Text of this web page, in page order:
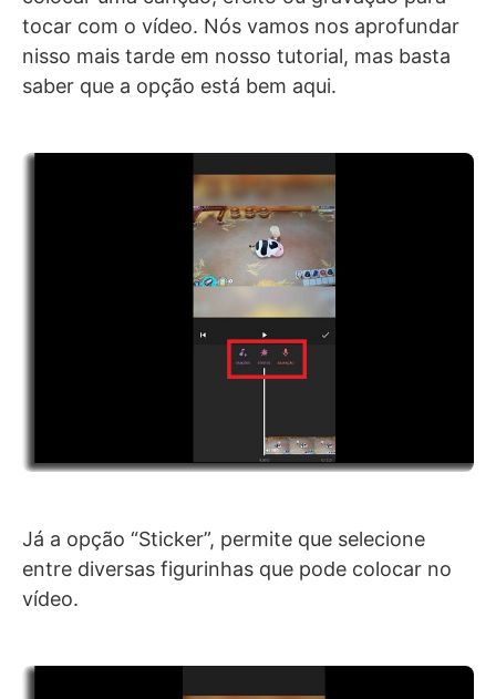
tocar com o vídeo. Nós vamos nos aprofundar
nisso mais tarde em nosso tutorial, mas basta
saber que a opção está bem aqui.
Já a opção “Sticker”, permite que selecione
entre diversas figurinhas que pode colocar no
vídeo.